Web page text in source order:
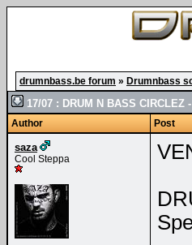
drumnbass.be forum » Drumnbass
17/07 : DRUM N BASS CIRCLEZ
Author Post
saza
Cool Steppa